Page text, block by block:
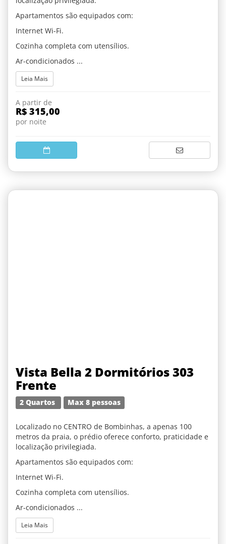
Apartamentos são equipados com:
Internet Wi-Fi.
Cozinha completa com utensílios.
Ar-condicionados ...
Leia Mais
A partir de
R$ 315,00
por noite
Vista Bella 2 Dormitórios 303
Frente
2 Quartos Max 8 pessoas
Localizado no CENTRO de Bombinhas, a apenas 100
metros da praia, o prédio oferece conforto, praticidade e
localização privilegiada.
Apartamentos são equipados com:
Internet Wi-Fi.
Cozinha completa com utensílios.
Ar-condicionados ...
Leia Mais